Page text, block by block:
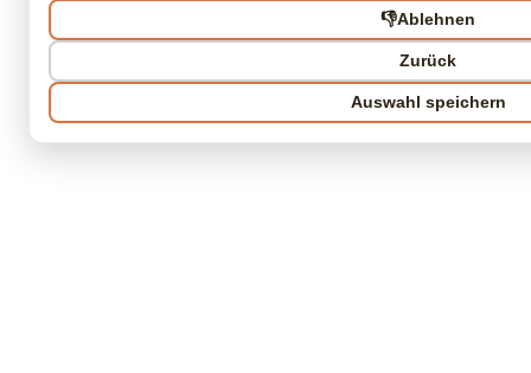
👎Ablehnen
Zurück
Auswahl speichern